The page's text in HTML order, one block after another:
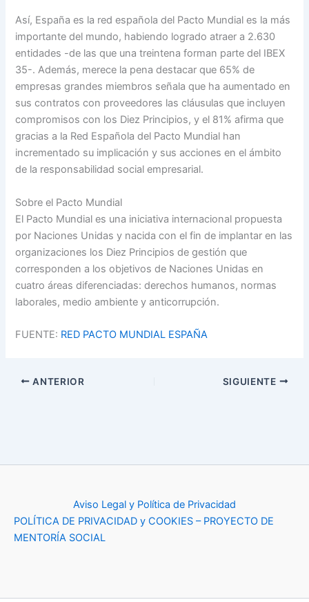
Así, España es la red española del Pacto Mundial es la más
importante del mundo, habiendo logrado atraer a 2.630
entidades -de las que una treintena forman parte del IBEX
35-. Además, merece la pena destacar que 65% de
empresas grandes miembros señala que ha aumentado en
sus contratos con proveedores las cláusulas que incluyen
compromisos con los Diez Principios, y el 81% afirma que
gracias a la Red Española del Pacto Mundial han
incrementado su implicación y sus acciones en el ámbito
de la responsabilidad social empresarial.
Sobre el Pacto Mundial
El Pacto Mundial es una iniciativa internacional propuesta
por Naciones Unidas y nacida con el fin de implantar en las
organizaciones los Diez Principios de gestión que
corresponden a los objetivos de Naciones Unidas en
cuatro áreas diferenciadas: derechos humanos, normas
laborales, medio ambiente y anticorrupción.
FUENTE: RED PACTO MUNDIAL ESPAÑA
ANTERIOR SIGUIENTE
Aviso Legal y Política de Privacidad
POLÍTICA DE PRIVACIDAD y COOKIES – PROYECTO DE
MENTORÍA SOCIAL